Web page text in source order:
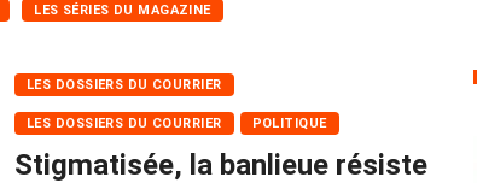
LES SÉRIES DU MAGAZINE
LES DOSSIERS DU COURRIER
LES DOSSIERS DU COURRIER POLITIQUE
Stigmatisée, la banlieue résiste